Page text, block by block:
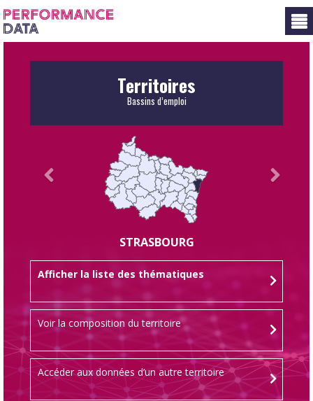
Panneau de gestion des cookies
Territoires
Bassins d’emploi
STRASBOURG
Afficher la liste des thématiques
Voir la composition du territoire
Accéder aux données d’un autre territoire